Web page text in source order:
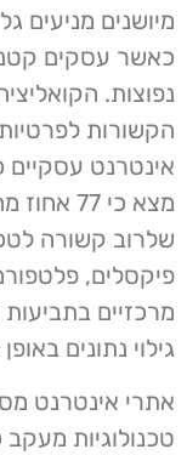
מיושנים מניעים
כאשר עסקים
אינטרנט
מצא כי
שלרוב קשורה
פיקסלים,
מרכזיים
גילוי נתונים
אתרי אינטרנט
טכנולוגיות